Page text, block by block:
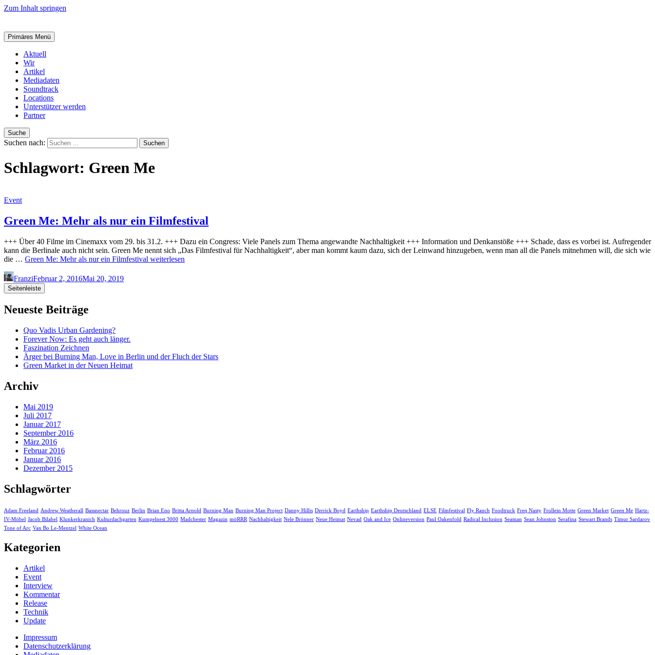
Zum Inhalt springen
Primäres Menü
Aktuell
Wir
Artikel
Mediadaten
Soundtrack
Locations
Unterstützer werden
Partner
Suche
Suchen nach:
Schlagwort: Green Me
Event
Green Me: Mehr als nur ein Filmfestival
+++ Über 40 Filme im Cinemaxx vom 29. bis 31.2. +++ Dazu ein Congress: Viele Panels zum Thema angewandte Nachhaltigkeit +++ Information und Denkanstöße +++ Schade, dass es vorbei ist. Aufregender
kann die Berlinale auch nicht sein. Green Me nennt sich „Das Filmfestival für Nachhaltigkeit“, aber man kommt kaum dazu, sich der Leinwand hinzugeben, wenn man all die Panels mitnehmen will, die sich wie
die … Green Me: Mehr als nur ein Filmfestival weiterlesen
FranziFebruar 2, 2016Mai 20, 2019
Seitenleiste
Neueste Beiträge
Quo Vadis Urban Gardening?
Forever Now: Es geht auch länger.
Faszination Zeichnen
Ärger bei Burning Man, Love in Berlin und der Fluch der Stars
Green Market in der Neuen Heimat
Archiv
Mai 2019
Juli 2017
Januar 2017
September 2016
März 2016
Februar 2016
Januar 2016
Dezember 2015
Schlagwörter
Adam Freeland Andrew Weatherall Bassnectar Behrouz Berlin Brian Eno Britta Arnold Burning Man Burning Man Project Danny Hillis Derrick Boyd Earthship Earthship Deutschland ELSE Filmfestival Fly Ranch Foodtruck Freq Nasty Frollein Motte Green Market Green Me Hartz-
IV-Möbel Jacob Bilabel Klunkerkranich Kulturdachgarten Kumpelnest 3000 Madchester Magazin möRRR Nachhaltigkeit Nele Brönner Neue Heimat Nevad Oak and Ice Onlineversion Paul Oakenfold Radical Inclusion Seaman Sean Johnston Serafina Stewart Brands Timur Sardarov
Tone of Arc Van Bo Le-Mentzel White Ocean
Kategorien
Artikel
Event
Interview
Kommentar
Release
Technik
Update
Impressum
Datenschutzerklärung